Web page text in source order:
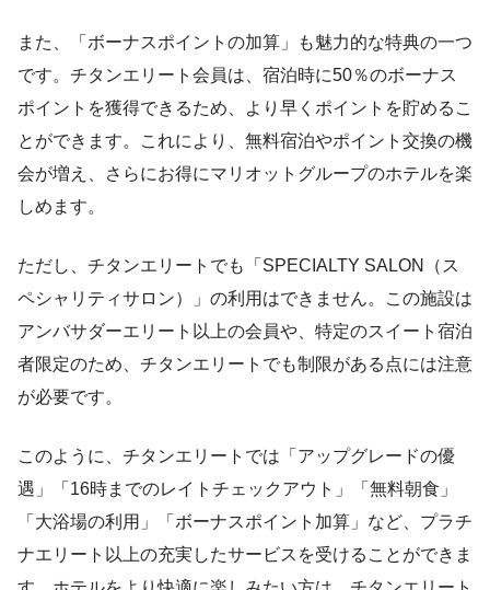
また、「ボーナスポイントの加算」も魅力的な特典の一つ
です。チタンエリート会員は、宿泊時に50％のボーナス
ポイントを獲得できるため、より早くポイントを貯めるこ
とができます。これにより、無料宿泊やポイント交換の機
会が増え、さらにお得にマリオットグループのホテルを楽
しめます。
ただし、チタンエリートでも「SPECIALTY SALON（ス
ペシャリティサロン）」の利用はできません。この施設は
アンバサダーエリート以上の会員や、特定のスイート宿泊
者限定のため、チタンエリートでも制限がある点には注意
が必要です。
このように、チタンエリートでは「アップグレードの優
遇」「16時までのレイトチェックアウト」「無料朝食」
「大浴場の利用」「ボーナスポイント加算」など、プラチ
ナエリート以上の充実したサービスを受けることができま